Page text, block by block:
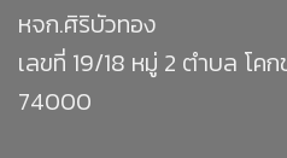
หจก.ศิริบัวทอง
เลขที่ 19/18 หมู่ 2 ตำบล โค
74000